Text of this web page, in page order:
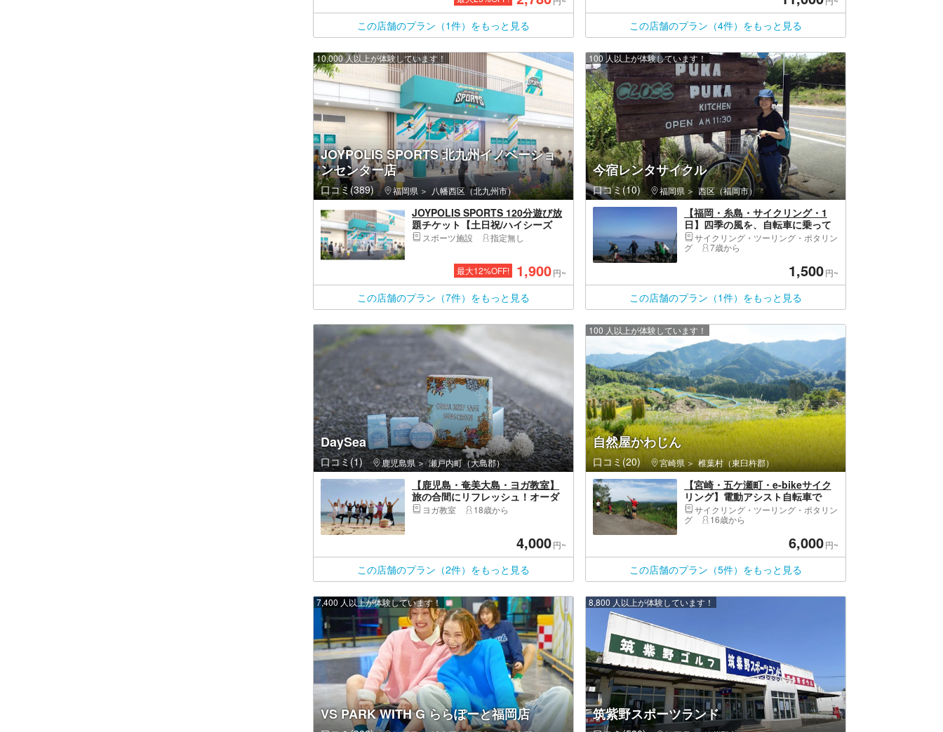
この店舗のプラン（1件）をもっと見る この店舗のプラン（4件）をもっと見る
JOYPOLIS SPORTS 北九州イノベーショ
ンセンター店
口コミ(389) 福岡県 八幡西区（北九州市）
10,000 人以上が体験しています！
JOYPOLIS SPORTS 120分遊び放
題チケット【土日祝/ハイシーズ
ン】スポーツ施設 指定無し
最大12%OFF! 1,900円~
この店舗のプラン（7件）をもっと見る
今宿レンタサイクル
口コミ(10) 福岡県 西区（福岡市）
100 人以上が体験しています！
【福岡・糸島・サイクリング・1
日】四季の風を、自転車に乗って
感じよう！糸島エリア周遊サイク
リング
サイクリング・ツーリング・ポタリン
グ
7歳から
1,500円~
この店舗のプラン（1件）をもっと見る
DaySea
口コミ(1) 鹿児島県 瀬戸内町（大島郡）
【鹿児島・奄美大島・ヨガ教室】
旅の合間にリフレッシュ！オーダ
ーメイドヨガ体験
ヨガ教室 18歳から
4,000円~
この店舗のプラン（2件）をもっと見る
自然屋かわじん
口コミ(20) 宮崎県 椎葉村（東臼杵郡）
100 人以上が体験しています！
【宮崎・五ケ瀬町・e-bikeサイク
リング】電動アシスト自転車で
楽々！＜選べる2コースで四季折々
の景色を堪能＞初心者の方もアク
サイクリング・ツーリング・ポタリン
グ
16歳から
6,000円~
この店舗のプラン（5件）をもっと見る
VS PARK WITH G ららぽーと福岡店
7,400 人以上が体験しています！
筑紫野スポーツランド
8,800 人以上が体験しています！